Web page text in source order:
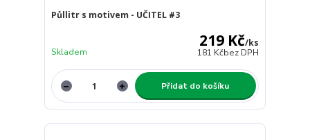
Půllitr s motivem - UČITEL #3
219 Kč/ks
181 Kčbez DPH
Skladem
Přidat do košíku